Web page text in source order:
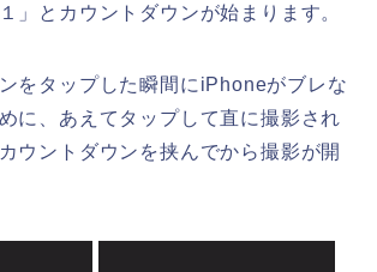
」とカウントダウンが始まります。
をタップした瞬間にiPhoneがブレな
に、あえてタップして直に撮影され
ウントダウンを挟んでから撮影が開